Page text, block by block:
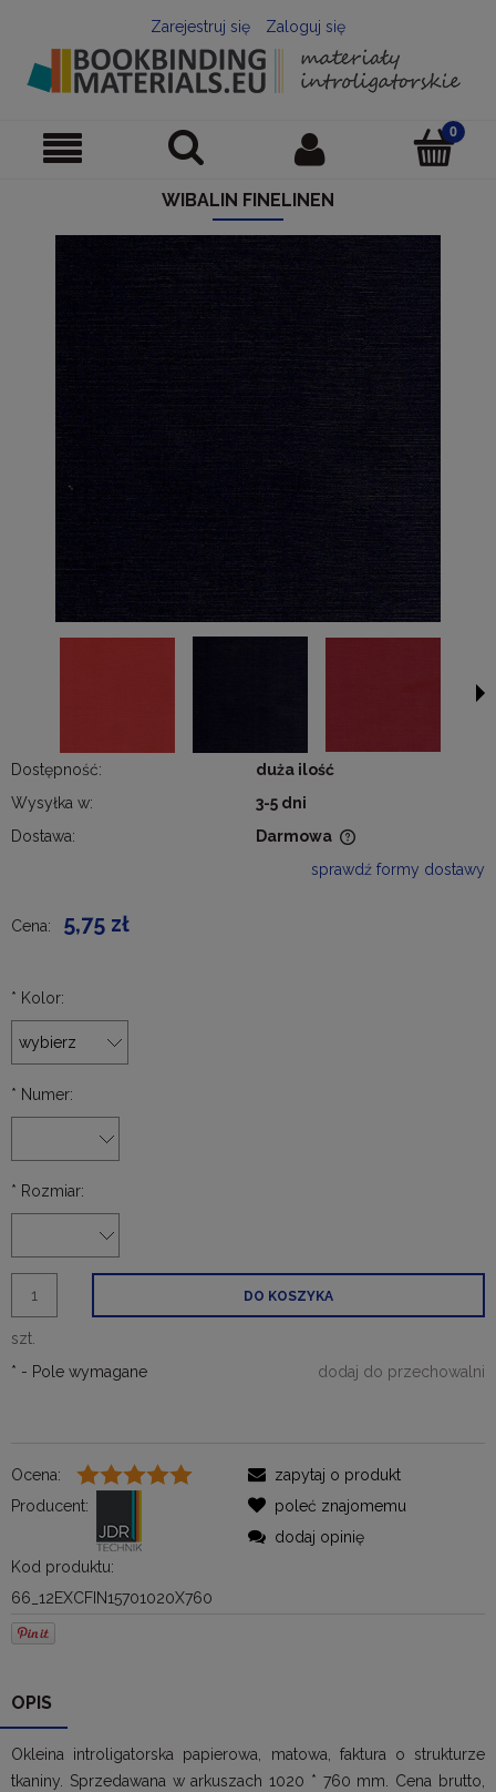
Zarejestruj się Zaloguj się
WIBALIN FINELINEN
Dostępność:
duża ilość
Wysyłka w:
3-5 dni
Dostawa:
Darmowa
sprawdź formy dostawy
Cena: 5,75 zł
* Kolor:
* Numer:
* Rozmiar:
szt.
DO KOSZYKA
dodaj do przechowalni
* - Pole wymagane
Ocena:
Producent:
Kod produktu:
66_12EXCFIN15701020X760
zapytaj o produkt
poleć znajomemu
dodaj opinię
OPIS
Okleina introligatorska papierowa, matowa, faktura o strukturze
tkaniny. Sprzedawana w arkuszach 1020 * 760 mm. Cena brutto,